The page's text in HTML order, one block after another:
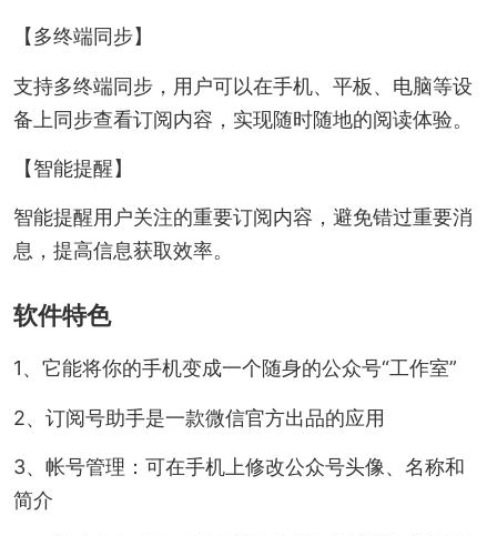
【多终端同步】
支持多终端同步，用户可以在手机、平板、电脑等设
备上同步查看订阅内容，实现随时随地的阅读体验。
【智能提醒】
智能提醒用户关注的重要订阅内容，避免错过重要消
息，提高信息获取效率。
软件特色
1、它能将你的手机变成一个随身的公众号“工作室”
2、订阅号助手是一款微信官方出品的应用
3、帐号管理：可在手机上修改公众号头像、名称和
简介